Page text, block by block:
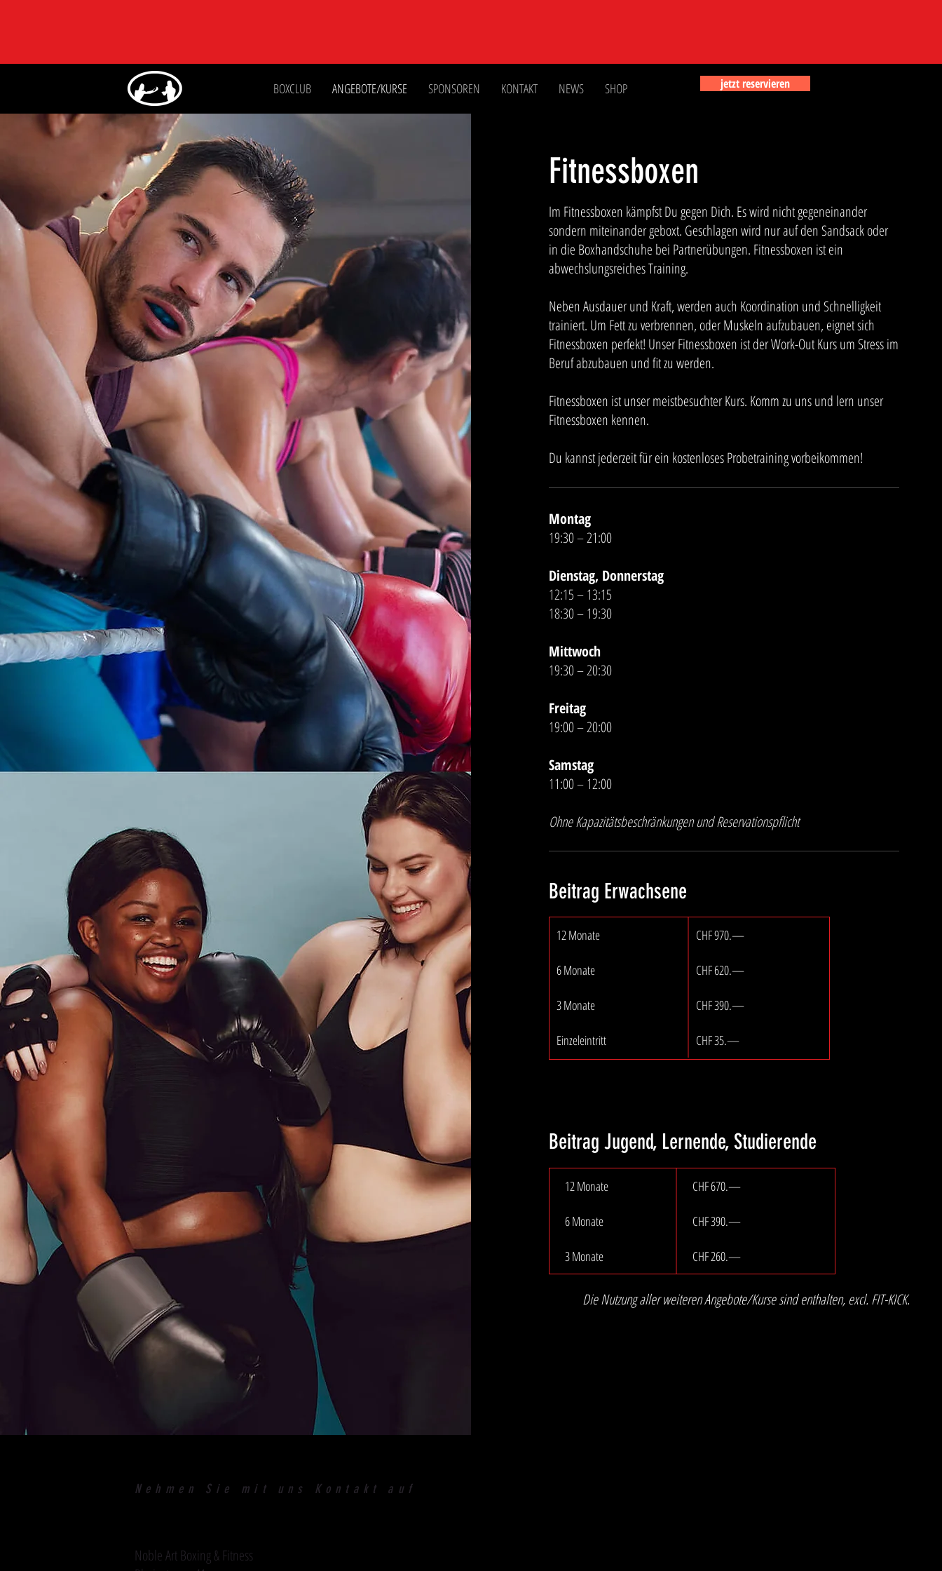
BOXCLUB ANGEBOTE/KURSE SPONSOREN KONTAKT NEWS SHOP jetzt reservieren
Fitnessboxen
Im Fitnessboxen kämpfst Du gegen Dich. Es wird nicht gegeneinander
sondern miteinander geboxt. Geschlagen wird nur auf den Sandsack oder
in die Boxhandschuhe bei Partnerübungen. Fitnessboxen ist ein
abwechslungsreiches Training.
Neben Ausdauer und Kraft, werden auch Koordination und Schnelligkeit
trainiert. Um Fett zu verbrennen, oder Muskeln aufzubauen, eignet sich
Fitnessboxen perfekt! Unser Fitnessboxen ist der Work-Out Kurs um Stress im
Beruf abzubauen und fit zu werden.
Fitnessboxen ist unser meistbesuchter Kurs. Komm zu uns und lern unser
Fitnessboxen kennen.
Du kannst jederzeit für ein kostenloses Probetraining vorbeikommen!
Montag
19:30 – 21:00
Dienstag, Donnerstag
12:15 – 13:15
18:30 – 19:30
Mittwoch
19:30 – 20:30
Freitag
19:00 – 20:00
Samstag
11:00 – 12:00
Ohne Kapazitätsbeschränkungen und Reservationspflicht
Beitrag Erwachsene
12 Monate CHF 970.—
6 Monate CHF 620.—
3 Monate CHF 390.—
Einzeleintritt CHF 35.—
Beitrag Jugend, Lernende, Studierende
12 Monate CHF 670.—
6 Monate CHF 390.—
3 Monate CHF 260.—
Die Nutzung aller weiteren Angebote/Kurse sind enthalten, excl. FIT-KICK.
Nehmen Sie mit uns Kontakt auf
Noble Art Boxing & Fitness